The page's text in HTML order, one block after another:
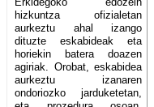
hizkuntza ofizialetan
aurkeztu ahal izango
dituzte eskabideak eta
horiekin batera doazen
agiriak. Orobat, eskabidea
aurkeztu izanaren
ondoriozko jarduketetan,